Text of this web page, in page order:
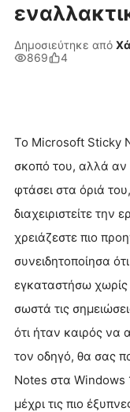
Δημοσιεύτηκε από
869
4
Το Microsoft Sticky
σκοπό του, αλλά αν
φτάσει στα όριά
διαχειριστείτε
χρειάζεστε πιο
συνειδητοποίησα
εγκαταστήσω
σωστά τις
ότι ήταν καιρός να
τον οδηγό, θα σας
Notes στα Windows
μέχρι τις πιο